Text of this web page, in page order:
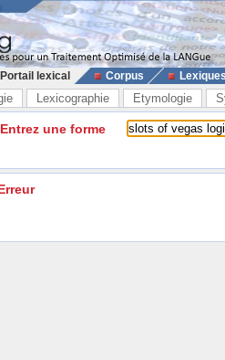
Portail lexical Corpus
Lexicographie Etymologie
Entrez une forme